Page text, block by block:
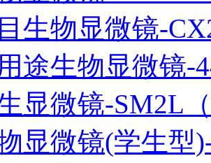
生物显微镜-
途生物显微镜-
显微镜-SM2L
显微镜(学生型